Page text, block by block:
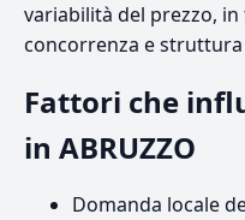
variabilità del prezzo,
concorrenza e
Fattori che
in ABRUZZO
Domanda locale